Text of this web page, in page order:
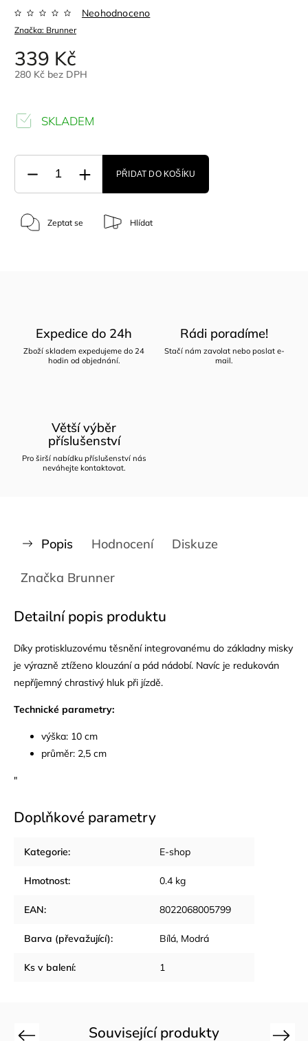
Značka: Brunner
Neohodnoceno
339 Kč
280 Kč bez DPH
SKLADEM
PŘIDAT DO KOŠÍKU
Zeptat se Hlídat
Expedice do 24h
Zboží skladem expedujeme do 24
hodin od objednání.
Rádi poradíme!
Stačí nám zavolat nebo poslat e-
mail.
Větší výběr
příslušenství
Pro širší nabídku příslušenství nás
neváhejte kontaktovat.
Popis Hodnocení Diskuze
Značka Brunner
Detailní popis produktu
Díky protiskluzovému těsnění integrovanému do základny misky
je výrazně ztíženo klouzání a pád nádobí. Navíc je redukován
nepříjemný chrastivý hluk při jízdě.
Technické parametry:
výška: 10 cm
průměr: 2,5 cm
"
Doplňkové parametry
Kategorie: E-shop
Hmotnost: 0.4 kg
EAN: 8022068005799
Barva (převažující): Bílá, Modrá
Ks v balení: 1
Související produkty
Previous Next